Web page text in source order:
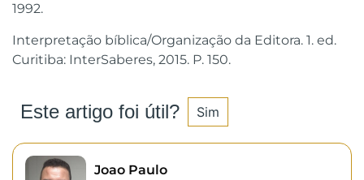
1992.
Interpretação bíblica/Organização da Editora. 1. ed.
Curitiba: InterSaberes, 2015. P. 150.
Este artigo foi útil? Sim
Joao Paulo